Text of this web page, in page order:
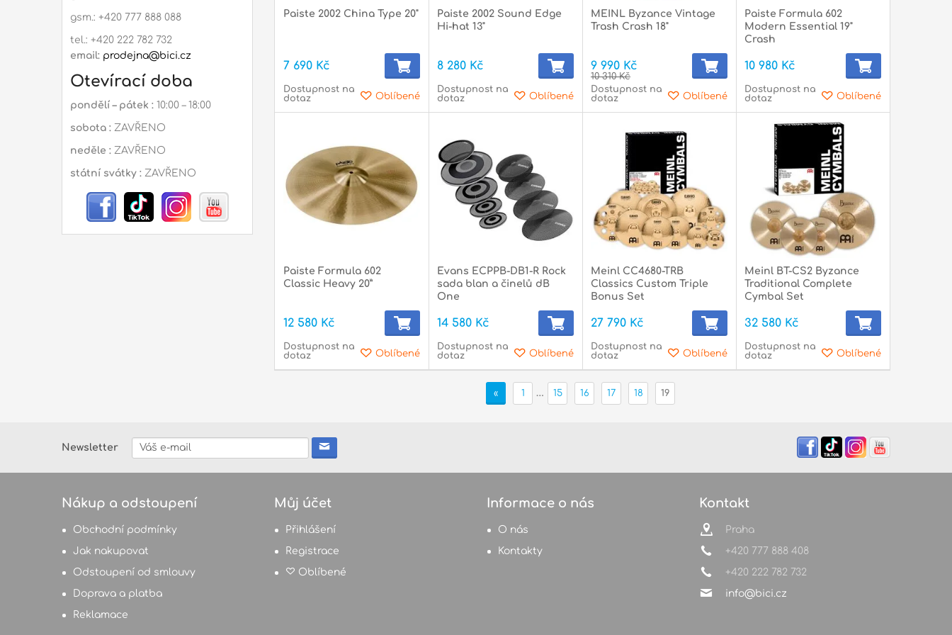
gsm.: +420 777 888 088
tel.: +420 222 782 732
email: prodejna@bici.cz
Otevírací doba
pondělí – pátek : 10:00 – 18:00
sobota : ZAVŘENO
neděle : ZAVŘENO
státní svátky : ZAVŘENO
Paiste 2002 China Type 20"
7 690 Kč
Oblíbené
Dostupnost na
dotaz
Paiste 2002 Sound Edge
Hi-hat 13"
8 280 Kč
Oblíbené
Dostupnost na
dotaz
MEINL Byzance Vintage
Trash Crash 18"
9 990 Kč
10 310 Kč
Oblíbené
Dostupnost na
dotaz
Paiste Formula 602
Modern Essential 19"
Crash
10 980 Kč
Oblíbené
Dostupnost na
dotaz
Paiste Formula 602
Classic Heavy 20”
12 580 Kč
Oblíbené
Dostupnost na
dotaz
Evans ECPPB-DB1-R Rock
sada blan a činelů dB
One
14 580 Kč
Oblíbené
Dostupnost na
dotaz
Meinl CC4680-TRB
Classics Custom Triple
Bonus Set
27 790 Kč
Oblíbené
Dostupnost na
dotaz
Meinl BT-CS2 Byzance
Traditional Complete
Cymbal Set
32 580 Kč
Oblíbené
Dostupnost na
dotaz
« 1 … 15 16 17 18 19
Newsletter
Nákup a odstoupení
Obchodní podmínky
Jak nakupovat
Odstoupení od smlouvy
Doprava a platba
Reklamace
Můj účet
Přihlášení
Registrace
Oblíbené
Informace o nás
O nás
Kontakty
Kontakt
Praha
+420 777 888 408
+420 222 782 732
info@bici.cz